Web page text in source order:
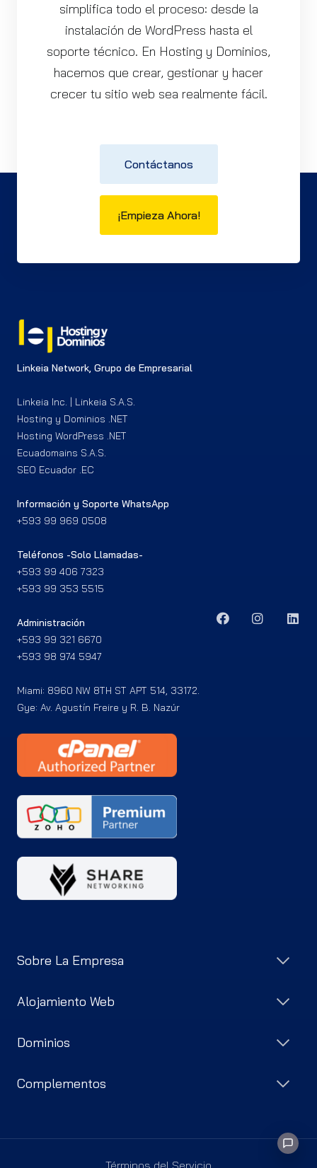
simplifica todo el proceso: desde la
instalación de WordPress hasta el
soporte técnico. En Hosting y Dominios,
hacemos que crear, gestionar y hacer
crecer tu sitio web sea realmente fácil.
¡Empieza Ahora!
Contáctanos
Linkeia Network, Grupo de Empresarial
Linkeia Inc. | Linkeia S.A.S.
Hosting y Dominios .NET
Hosting WordPress .NET
Ecuadomains S.A.S.
SEO Ecuador .EC
Información y Soporte WhatsApp
+593 99 969 0508
Teléfonos -Solo Llamadas-
+593 99 406 7323
+593 99 353 5515
Administración
+593 99 321 6670
+593 98 974 5947
Miami: 8960 NW 8TH ST APT 514, 33172.
Gye: Av. Agustín Freire y R. B. Nazúr
Sobre La Empresa
Alojamiento Web
Dominios
Complementos